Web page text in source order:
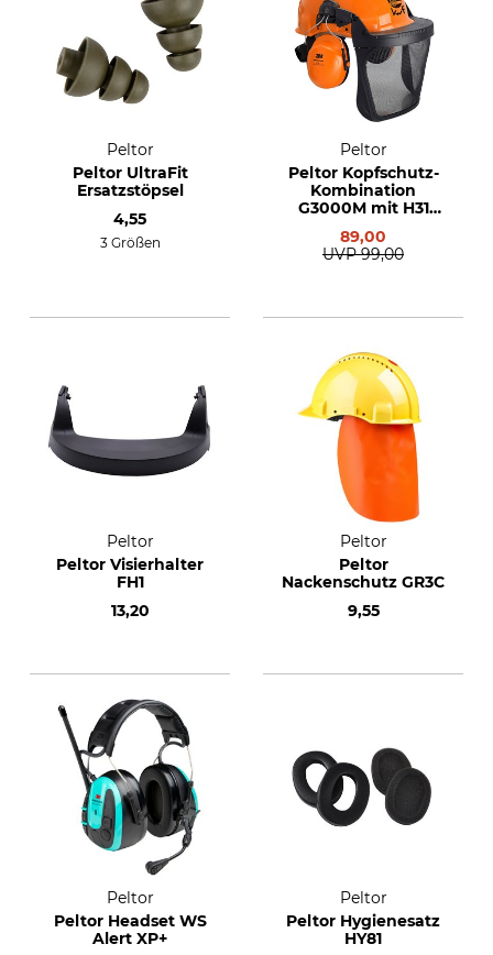
Peltor
Peltor UltraFit
Ersatzstöpsel
4,55
3 Größen
Peltor
Peltor Kopfschutz-
Kombination
G3000M mit H31
Schutzbrille
89,00
UVP 99,00
Peltor
Peltor Visierhalter
FH1
13,20
Peltor
Peltor
Nackenschutz GR3C
9,55
Peltor
Peltor Headset WS
Alert XP+
Peltor
Peltor Hygienesatz
HY81